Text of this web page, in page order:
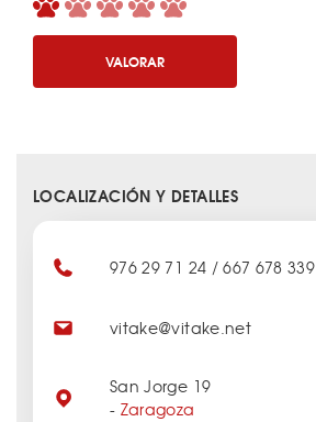
VALORAR
LOCALIZACIÓN Y DETALLES
976 29 71 24 / 667 678 339
vitake@vitake.net
San Jorge 19
- Zaragoza